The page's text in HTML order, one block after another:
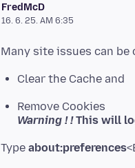
FredMcD
16. 6. 25. AM 6:35
Clear the Cache and
Remove Cookies
Warning ! !This will
Type about:preferences